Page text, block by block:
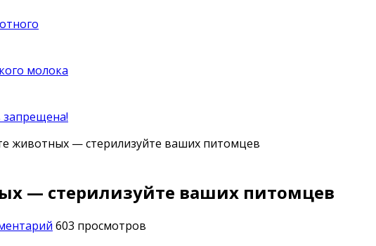
молока
животных — стерилизуйте ваших питомцев
— стерилизуйте ваших питомцев
603 просмотров